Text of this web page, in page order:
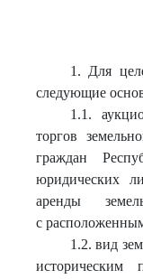
1. Для
следующие
1.1.
торгов
граждан
юридических
аренды
с
1.2. вид
историческим